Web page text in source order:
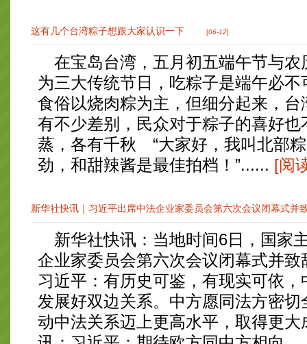
这有几个台湾粽子想跟大家认识一下 [06-12]
在宝岛台湾，五月初五端午节与农
为三大传统节日，吃粽子是端午必
食俗以烧肉粽为主，但细分起来，
有不少差别，民众对于粽子的喜好
蒸，各有千秋 “大家好，我叫北部
劲，和甜辣酱是最佳拍档！”...... [阅
新华社快讯｜习近平出席中法企业家委员会第六次会议闭幕式并
新华社快讯：当地时间6日，国家
企业家委员会第六次会议闭幕式并
习近平：有历史可鉴，有现实可依
发展好双边关系。中方愿同法方密
动中法关系迈上更高水平，取得更